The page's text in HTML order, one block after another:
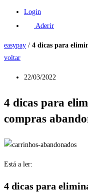
Login
Aderir
easypay / 4 dicas para
voltar
22/03/2022
4 dicas para
compras
Está a ler:
4 dicas para